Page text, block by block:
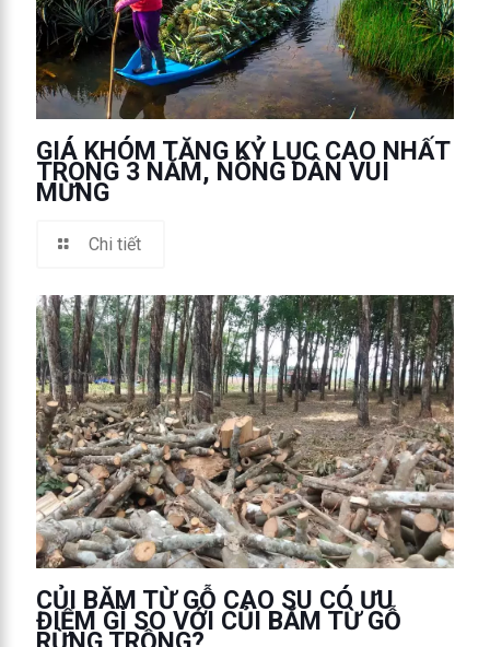
GIÁ KHÓM TĂNG KỶ LỤC CAO NHẤT
TRONG 3 NĂM, NÔNG DÂN VUI
MỪNG
Chi tiết
CỦI BĂM TỪ GỖ CAO SU CÓ ƯU
ĐIỂM GÌ SO VỚI CỦI BĂM TỪ GỖ